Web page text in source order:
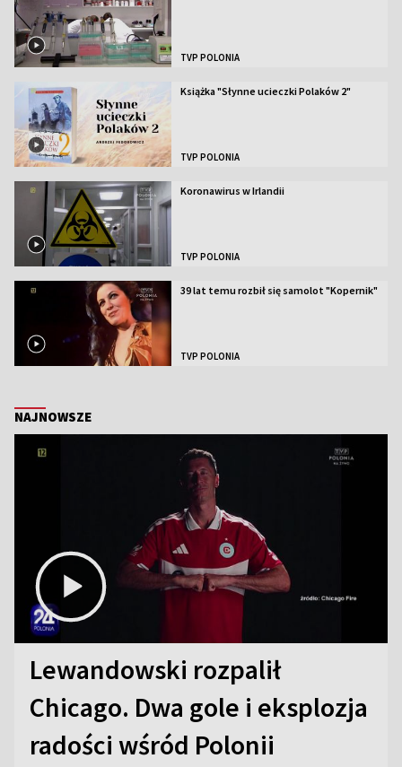
TVP POLONIA
Książka "Słynne ucieczki Polaków 2"
TVP POLONIA
Koronawirus w Irlandii
TVP POLONIA
39 lat temu rozbił się samolot "Kopernik"
TVP POLONIA
NAJNOWSZE
Lewandowski rozpalił
Chicago. Dwa gole i eksplozja
radości wśród Polonii